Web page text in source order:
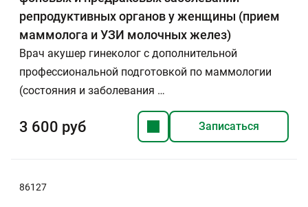
репродуктивных органов у женщины (прием
маммолога и УЗИ молочных желез)
Врач акушер гинеколог с дополнительной
профессиональной подготовкой по маммологии
(состояния и заболевания …
3 600 руб Записаться
86127